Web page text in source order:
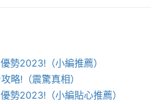
勢2023!（小編推薦）
略!（震驚真相）
勢2023!（小編貼心推薦）